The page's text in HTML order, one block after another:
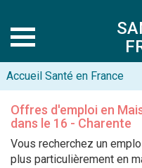
Accueil Santé en France
Offres d'emploi en
dans le 16 - Charente
Vous recherchez un
plus particulièrement en